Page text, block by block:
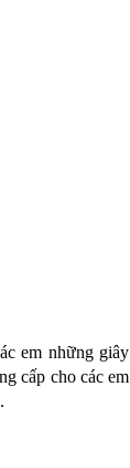
em những giây
cấp cho các em